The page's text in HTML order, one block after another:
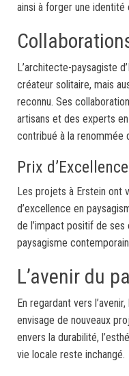
ainsi à forger une
L’architecte-paysagiste
créateur solitaire, mais
reconnu. Ses
artisans et des experts
contribué à la renommée
Prix
Les projets à Erstein ont
d’excellence en
de l’impact positif de ses
paysagisme
L’avenir du
En regardant vers
envisage de nouveaux
envers la durabilité,
vie locale reste inchangé.